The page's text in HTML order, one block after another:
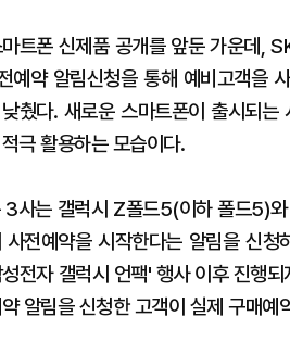
트폰 신제품 공개를 앞둔 가운데,
예약 알림신청을 통해 예비고객을
췄다. 새로운 스마트폰이 출시되
극 활용하는 모습이다.
3사는 갤럭시 Z폴드5(이하 폴드5)
전예약을 시작한다는 알림을 신청
전자 갤럭시 언팩' 행사 이후 진행
알림을 신청한 고객이 실제 구매예